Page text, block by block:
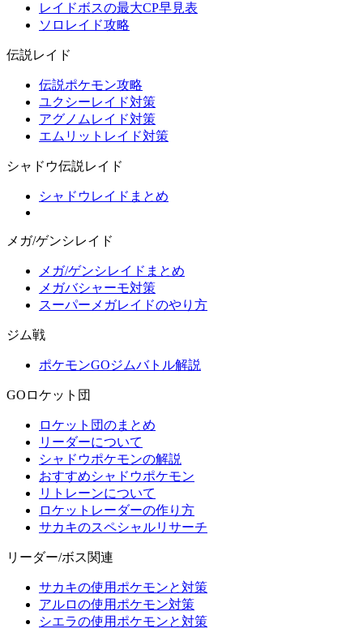
レイドボスの最大CP早見表
ソロレイド攻略
伝説レイド
伝説ポケモン攻略
ユクシーレイド対策
アグノムレイド対策
エムリットレイド対策
シャドウ伝説レイド
シャドウレイドまとめ
メガ/ゲンシレイド
メガ/ゲンシレイドまとめ
メガバシャーモ対策
スーパーメガレイドのやり方
ジム戦
ポケモンGOジムバトル解説
GOロケット団
ロケット団のまとめ
リーダーについて
シャドウポケモンの解説
おすすめシャドウポケモン
リトレーンについて
ロケットレーダーの作り方
サカキのスペシャルリサーチ
リーダー/ボス関連
サカキの使用ポケモンと対策
アルロの使用ポケモン対策
シエラの使用ポケモンと対策